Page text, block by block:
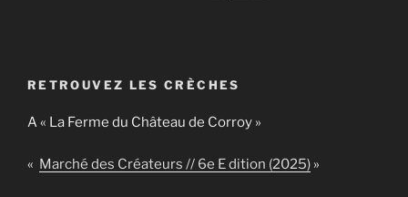
RETROUVEZ LES CRÈCHES
A « La Ferme du Château de Corroy »
« Marché des Créateurs // 6e E dition (2025) »